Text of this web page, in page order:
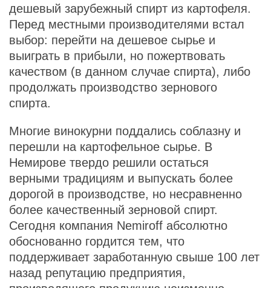
дешевый зарубежный спирт из картофеля.
Перед местными производителями встал
выбор: перейти на дешевое сырье и
выиграть в прибыли, но пожертвовать
качеством (в данном случае спирта), либо
продолжать производство зернового
спирта.
Многие винокурни поддались соблазну и
перешли на картофельное сырье. В
Немирове твердо решили остаться
верными традициям и выпускать более
дорогой в производстве, но несравненно
более качественный зерновой спирт.
Сегодня компания Nemiroff абсолютно
обоснованно гордится тем, что
поддерживает заработанную свыше 100 лет
назад репутацию предприятия,